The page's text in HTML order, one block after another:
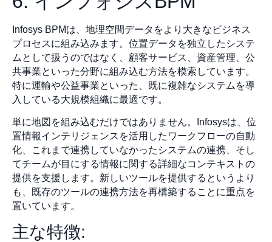
Infosys BPMは、地理空間データをより大きなビジネス
プロセスに組み込みます。位置データを独立したシステ
ムとして扱うのではなく、顧客サービス、資産管理、公
共事業といった分野に組み込む方法を模索しています。
特に運輸や公益事業といった、既に複雑なシステムを導
入している大規模組織に最適です。
単に地図を組み込むだけではありません。Infosysは、位
置情報インテリジェンスを活用したワークフローの自動
化、これまで連携していなかったシステムの連携、そし
てチームが目にする情報に関する詳細なコンテキストの
提供を支援します。新しいツールを提供するというより
も、既存のツールの連携方法を再構築することに重点を
置いています。
主な特徴: